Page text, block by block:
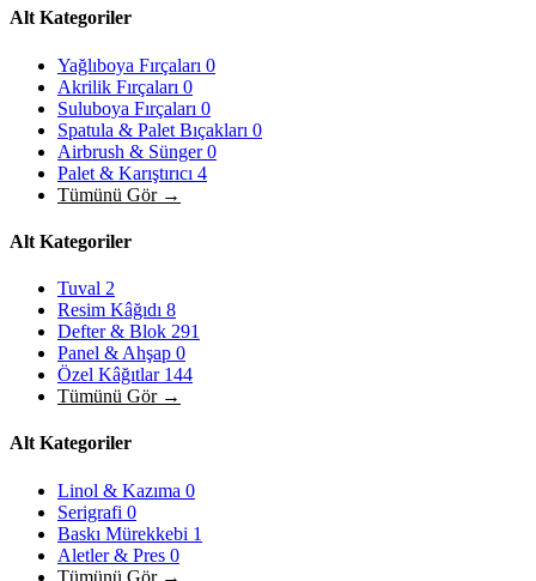
Alt Kategoriler
Yağlıboya Fırçaları 0
Akrilik Fırçaları 0
Suluboya Fırçaları 0
Spatula & Palet Bıçakları 0
Airbrush & Sünger0
Palet & Karıştırıcı 4
Tümünü Gör →
Alt Kategoriler
Tuval 2
Resim Kâğıdı 8
Defter & Blok 291
Panel & Ahşap 0
Özel Kâğıtlar 144
Tümünü Gör →
Alt Kategoriler
Linol & Kazıma 0
Serigrafi 0
Baskı Mürekkebi 1
Aletler & Pres 0
Tümünü Gör →